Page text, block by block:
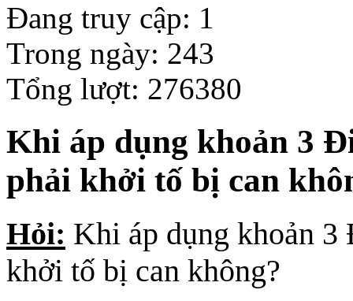
Đang truy cập: 1
Trong ngày: 243
Tổng lượt: 276380
Khi áp dụng khoản 3
phải khởi tố bị can
Hỏi: Khi áp dụng khoản
khởi tố bị can không?